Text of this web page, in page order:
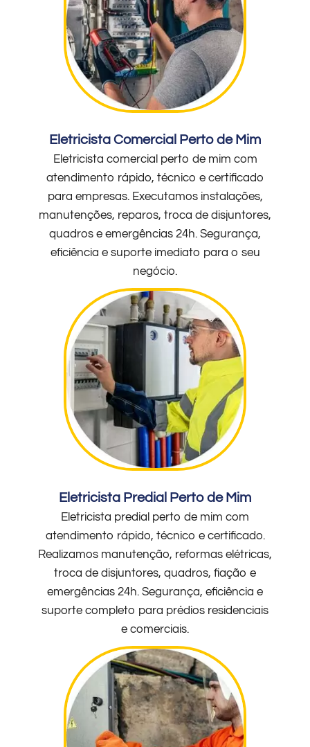
Eletricista Comercial Perto de Mim
Eletricista comercial perto de mim com
atendimento rápido, técnico e certificado
para empresas. Executamos instalações,
manutenções, reparos, troca de disjuntores,
quadros e emergências 24h. Segurança,
eficiência e suporte imediato para o seu
negócio.
Eletricista Predial Perto de Mim
Eletricista predial perto de mim com
atendimento rápido, técnico e certificado.
Realizamos manutenção, reformas elétricas,
troca de disjuntores, quadros, fiação e
emergências 24h. Segurança, eficiência e
suporte completo para prédios residenciais
e comerciais.